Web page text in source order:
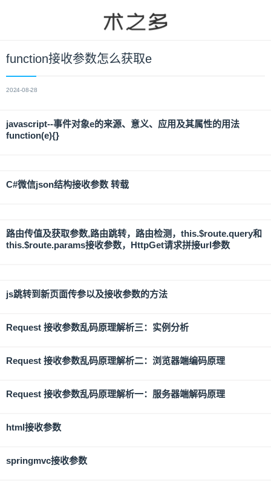
function接收参数怎么获取e
2024-08-28
javascript--事件对象e的来源、意义、应用及其属性的用法
function(e){}
C#微信json结构接收参数 转载
路由传值及获取参数,路由跳转，路由检测，this.$route.query和
this.$route.params接收参数，HttpGet请求拼接url参数
js跳转到新页面传参以及接收参数的方法
Request 接收参数乱码原理解析三：实例分析
Request 接收参数乱码原理解析二：浏览器端编码原理
Request 接收参数乱码原理解析一：服务器端解码原理
html接收参数
springmvc接收参数